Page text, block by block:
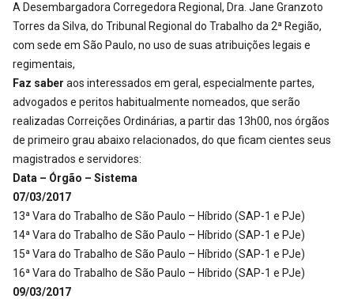
A Desembargadora Corregedora Regional, Dra. Jane Granzoto
Torres da Silva, do Tribunal Regional do Trabalho da 2ª Região,
com sede em São Paulo, no uso de suas atribuições legais e
regimentais,
Faz saber aos interessados em geral, especialmente partes,
advogados e peritos habitualmente nomeados, que serão
realizadas Correições Ordinárias, a partir das 13h00, nos órgãos
de primeiro grau abaixo relacionados, do que ficam cientes seus
magistrados e servidores:
Data – Órgão – Sistema
07/03/2017
13ª Vara do Trabalho de São Paulo – Híbrido (SAP-1 e PJe)
14ª Vara do Trabalho de São Paulo – Híbrido (SAP-1 e PJe)
15ª Vara do Trabalho de São Paulo – Híbrido (SAP-1 e PJe)
16ª Vara do Trabalho de São Paulo – Híbrido (SAP-1 e PJe)
09/03/2017